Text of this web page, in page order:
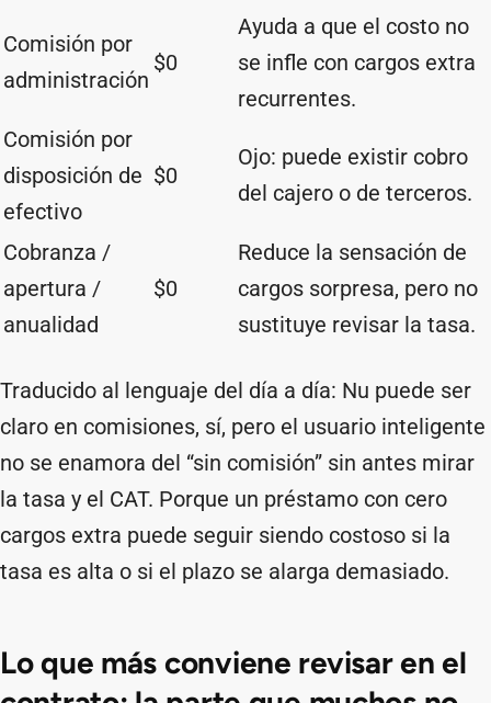
Comisión por
administración
$0
Ayuda a que el costo no
se infle con cargos extra
recurrentes.
Comisión por
disposición de
efectivo
$0
Ojo: puede existir cobro
del cajero o de terceros.
Cobranza /
apertura /
anualidad
$0
Reduce la sensación de
cargos sorpresa, pero no
sustituye revisar la tasa.
Traducido al lenguaje del día a día: Nu puede ser
claro en comisiones, sí, pero el usuario inteligente
no se enamora del “sin comisión” sin antes mirar
la tasa y el CAT. Porque un préstamo con cero
cargos extra puede seguir siendo costoso si la
tasa es alta o si el plazo se alarga demasiado.
Lo que más conviene revisar en el